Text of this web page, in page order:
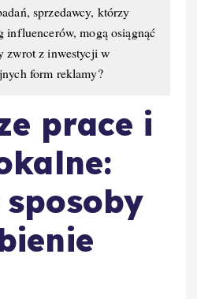
sprzedawcy, którzy
influencerów, mogą osiągnąć
zwrot z inwestycji w
form reklamy?
prace i